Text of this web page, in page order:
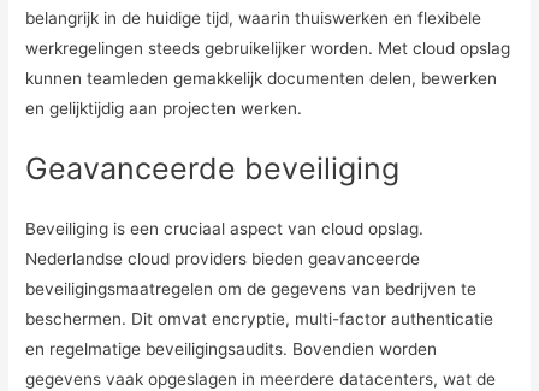
belangrijk in de huidige tijd, waarin thuiswerken en flexibele
werkregelingen steeds gebruikelijker worden. Met cloud opslag
kunnen teamleden gemakkelijk documenten delen, bewerken
en gelijktijdig aan projecten werken.
Geavanceerde beveiliging
Beveiliging is een cruciaal aspect van cloud opslag.
Nederlandse cloud providers bieden geavanceerde
beveiligingsmaatregelen om de gegevens van bedrijven te
beschermen. Dit omvat encryptie, multi-factor authenticatie
en regelmatige beveiligingsaudits. Bovendien worden
gegevens vaak opgeslagen in meerdere datacenters, wat de